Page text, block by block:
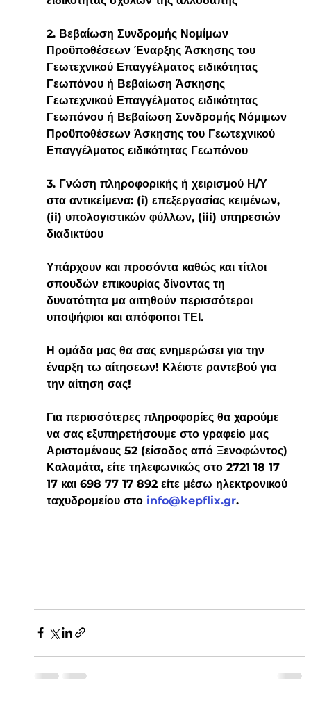
2. Βεβαίωση Συνδρομής Νομίμων
Προϋποθέσεων Έναρξης Άσκησης του
Γεωτεχνικού Επαγγέλματος ειδικότητας
Γεωπόνου ή Βεβαίωση Άσκησης
Γεωτεχνικού Επαγγέλματος ειδικότητας
Γεωπόνου ή Βεβαίωση Συνδρομής Νόμιμων
Προϋποθέσεων Άσκησης του Γεωτεχνικού
Επαγγέλματος ειδικότητας Γεωπόνου
3. Γνώση πληροφορικής ή χειρισμού Η/Υ
στα αντικείμενα: (i) επεξεργασίας κειμένων,
(ii) υπολογιστικών φύλλων, (iii) υπηρεσιών
διαδικτύου
Υπάρχουν και προσόντα καθώς και τίτλοι
σπουδών επικουρίας δίνοντας τη
δυνατότητα μα αιτηθούν περισσότεροι
υποψήφιοι και απόφοιτοι ΤΕΙ.
Η ομάδα μας θα σας ενημερώσει για την
έναρξη τω αίτησεων! Κλέιστε ραντεβού για
την αίτηση σας!
Για περισσότερες πληροφορίες θα χαρούμε
να σας εξυπηρετήσουμε στο γραφείο μας
Αριστομένους 52 (είσοδος από Ξενοφώντος)
Καλαμάτα, είτε τηλεφωνικώς στο 2721 18 17
17 και 698 77 17 892 είτε μέσω ηλεκτρονικού
ταχυδρομείου στο info@kepflix.gr.